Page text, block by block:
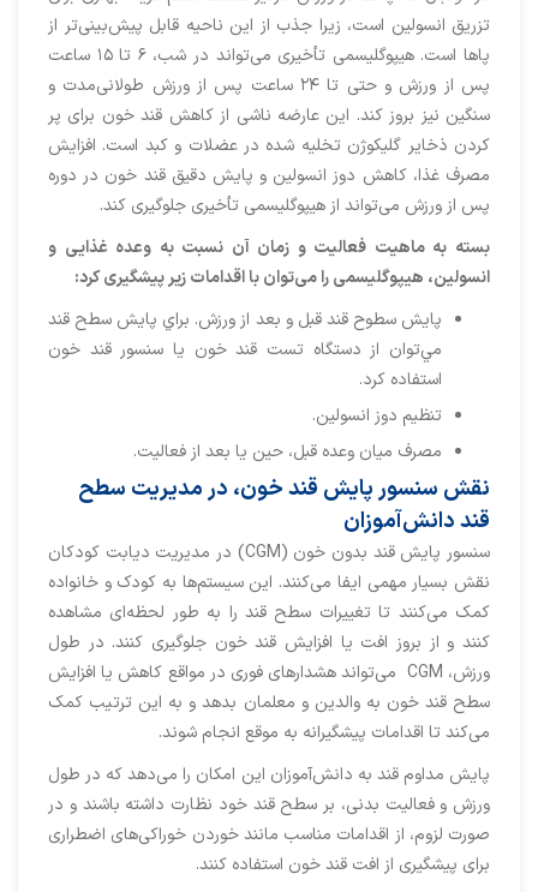
تزریق انسولین است، زیرا جذب از این ناحیه قابل پیش‌بینی‌تر از
پاها است. هیپوگلیسمی تأخیری می‌تواند در شب، ۶ تا ۱۵ ساعت
پس از ورزش و حتی تا ۲۴ ساعت پس از ورزش طولانی‌مدت و
سنگین نیز بروز کند. این عارضه ناشی از کاهش قند خون برای پر
کردن ذخایر گلیکوژن تخلیه ‌شده در عضلات و کبد است. افزایش
مصرف غذا، کاهش دوز انسولین و پایش دقیق قند خون در دوره
پس از ورزش می‌تواند از هیپوگلیسمی تأخیری جلوگیری کند.
بسته به ماهیت فعالیت و زمان آن نسبت به وعده غذایی و
انسولین، هیپوگلیسمی را می‌توان با اقدامات زیر پیشگیری کرد:
پایش سطوح قند قبل و بعد از ورزش. براي پايش سطح قند
مي‌توان از دستگاه تست قند خون يا سنسور قند خون
استفاده كرد.
تنظیم دوز انسولین.
مصرف میان‌ وعده قبل، حین یا بعد از فعالیت.
نقش سنسور پايش قند خون، در مديريت سطح
قند دانش‌آموزان
سنسور پايش قند بدون خون (CGM) در مدیریت دیابت كودكان
نقش بسیار مهمی ایفا می‌کنند. این سیستم‌ها به کودک و خانواده
کمک می‌کنند تا تغییرات سطح قند را به طور لحظه‌ای مشاهده
کنند و از بروز افت یا افزایش قند خون جلوگیری کنند. در طول
ورزش، CGM می‌تواند هشدارهای فوری در مواقع کاهش یا افزایش
سطح قند خون به والدین و معلمان بدهد و به این ترتیب کمک
می‌کند تا اقدامات پیشگیرانه به موقع انجام شوند.
پایش مداوم قند به دانش‌آموزان این امکان را می‌دهد که در طول
ورزش و فعالیت بدنی، بر سطح قند خود نظارت داشته باشند و در
صورت لزوم، از اقدامات مناسب مانند خوردن خوراکی‌های اضطراری
برای پیشگیری از افت قند خون استفاده کنند.